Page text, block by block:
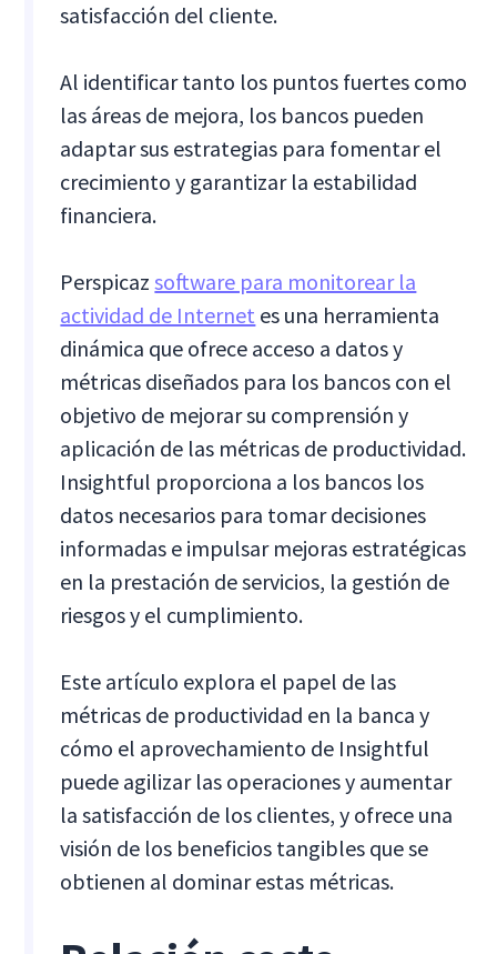
satisfacción del cliente.
Al identificar tanto los puntos fuertes como
las áreas de mejora, los bancos pueden
adaptar sus estrategias para fomentar el
crecimiento y garantizar la estabilidad
financiera.
Perspicazsoftware para monitorear la
actividad de Internet es una herramienta
dinámica que ofrece acceso a datos y
métricas diseñados para los bancos con el
objetivo de mejorar su comprensión y
aplicación de las métricas de productividad.
Insightful proporciona a los bancos los
datos necesarios para tomar decisiones
informadas e impulsar mejoras estratégicas
en la prestación de servicios, la gestión de
riesgos y el cumplimiento.
Este artículo explora el papel de las
métricas de productividad en la banca y
cómo el aprovechamiento de Insightful
puede agilizar las operaciones y aumentar
la satisfacción de los clientes, y ofrece una
visión de los beneficios tangibles que se
obtienen al dominar estas métricas.